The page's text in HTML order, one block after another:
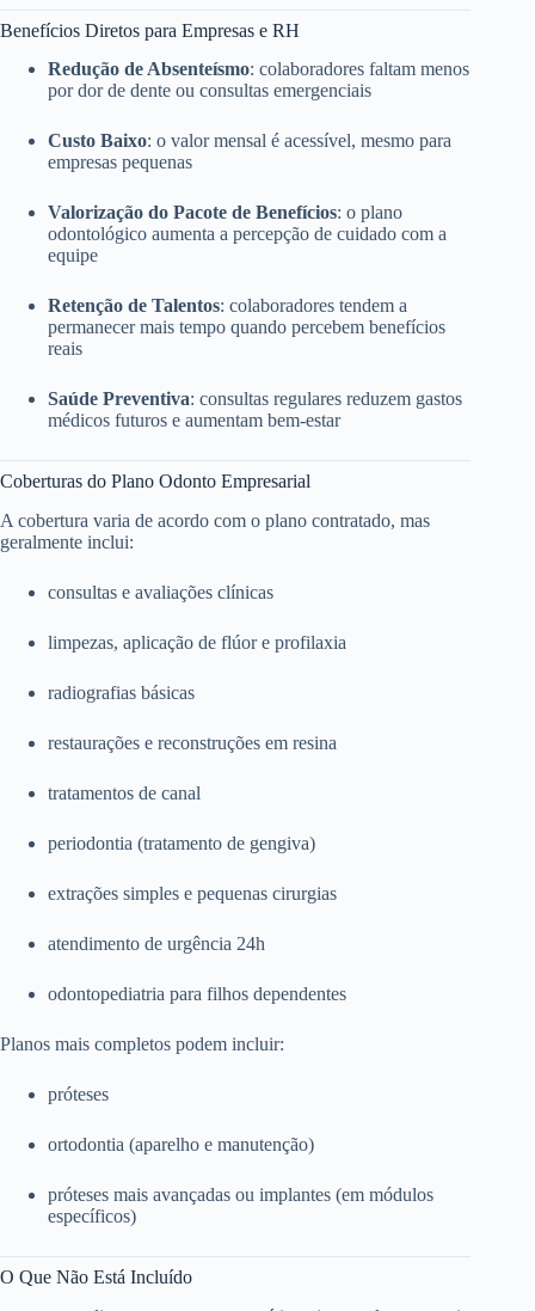
Benefícios Diretos para Empresas e RH
Redução de Absenteísmo: colaboradores faltam menos
por dor de dente ou consultas emergenciais
Custo Baixo: o valor mensal é acessível, mesmo para
empresas pequenas
Valorização do Pacote de Benefícios: o plano
odontológico aumenta a percepção de cuidado com a
equipe
Retenção de Talentos: colaboradores tendem a
permanecer mais tempo quando percebem benefícios
reais
Saúde Preventiva: consultas regulares reduzem gastos
médicos futuros e aumentam bem-estar
Coberturas do Plano Odonto Empresarial
A cobertura varia de acordo com o plano contratado, mas
geralmente inclui:
consultas e avaliações clínicas
limpezas, aplicação de flúor e profilaxia
radiografias básicas
restaurações e reconstruções em resina
tratamentos de canal
periodontia (tratamento de gengiva)
extrações simples e pequenas cirurgias
atendimento de urgência 24h
odontopediatria para filhos dependentes
Planos mais completos podem incluir:
próteses
ortodontia (aparelho e manutenção)
próteses mais avançadas ou implantes (em módulos
específicos)
O Que Não Está Incluído